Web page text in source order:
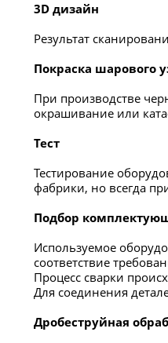
3D дизайн
Результат
Покраска шарового
При производстве
окрашивание или
Тест
Тестирование
фабрики, но всегда
Подбор
Используемое
соответствие
Процесс сварки
Для соединения
Дробеструйная